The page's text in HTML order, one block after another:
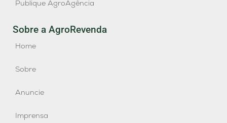
Publique AgroAgência
Sobre a AgroRevenda
Home
Sobre
Anuncie
Imprensa